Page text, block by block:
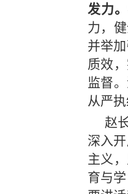
发力。
力，
并举
质效
监督
从严
赵
深入
主义
育与